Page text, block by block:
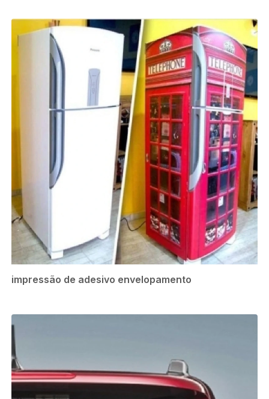
impressão de adesivo envelopamento